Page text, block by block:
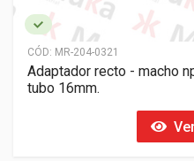
CÓD: MR-204-0321
Adaptador recto - macho
tubo 16mm.